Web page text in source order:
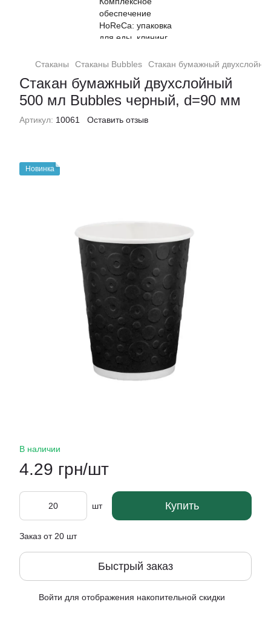
Стаканы Стаканы Bubbles Стакан бумажный
Стакан бумажный двухслойный
500 мл Bubbles черный, d=90 мм
Артикул: 10061 Оставить отзыв
Новинка
В наличии
4.29 грн/шт
шт Купить
Заказ от 20 шт
Быстрый заказ
Войти для отображения накопительной скидки